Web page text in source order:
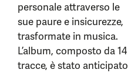
personale attraverso le
sue paure e insicurezze,
trasformate in musica.
L’album, composto da 14
tracce, è stato anticipato